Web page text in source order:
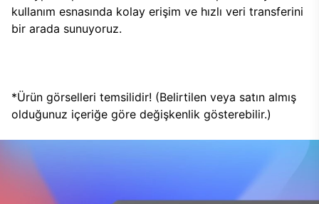
kullanım esnasında kolay erişim ve hızlı veri transferini
bir arada sunuyoruz.
*Ürün görselleri temsilidir! (Belirtilen veya satın almış
olduğunuz içeriğe göre değişkenlik gösterebilir.)